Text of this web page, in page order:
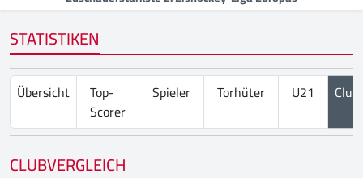
STATISTIKEN
Übersicht
Top-
Scorer
Spieler Torhüter U21
CLUBVERGLEICH